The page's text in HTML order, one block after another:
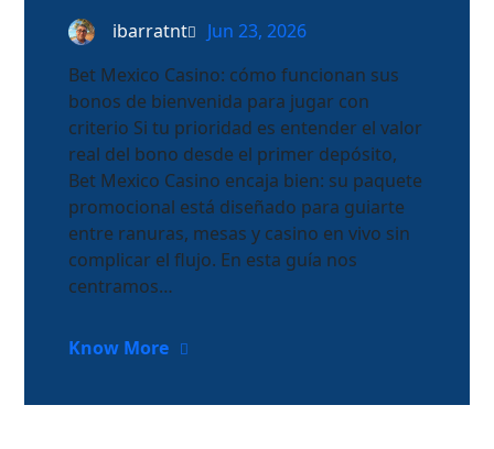
ibarratnt
Jun 23, 2026
Bet Mexico Casino: cómo funcionan sus
bonos de bienvenida para jugar con
criterio Si tu prioridad es entender el valor
real del bono desde el primer depósito,
Bet Mexico Casino encaja bien: su paquete
promocional está diseñado para guiarte
entre ranuras, mesas y casino en vivo sin
complicar el flujo. En esta guía nos
centramos…
Know More